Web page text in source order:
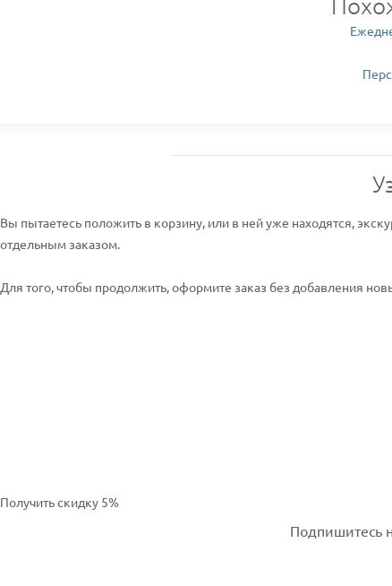
Вы пытаетесь положить в корзину, или в ней уже находятся,
отдельным заказом.
Для того, чтобы продолжить, оформите заказ без добавления
Получить скидку 5%
Подпишитесь